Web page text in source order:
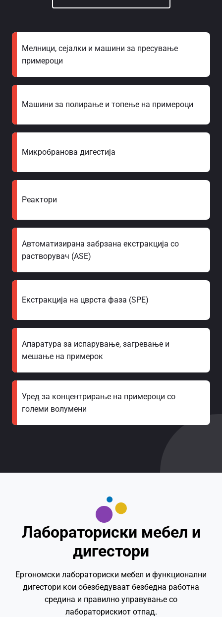
Мелници, сејалки и машини за пресување
примероци
Машини за полирање и топење на примероци
Микробранова дигестија
Реактори
Автоматизирана забрзана екстракција со
растворувач (ASE)
Екстракција на цврста фаза (SPE)
Апаратура за испарување, загревање и
мешање на примерок
Уред за концентрирање на примероци со
големи волумени
Лабораториски мебел и
дигестори
Ергономски лабораториски мебел и функционални
дигестори кои обезбедуваат безбедна работна
средина и правилно управување со
лабораторискиот отпад.